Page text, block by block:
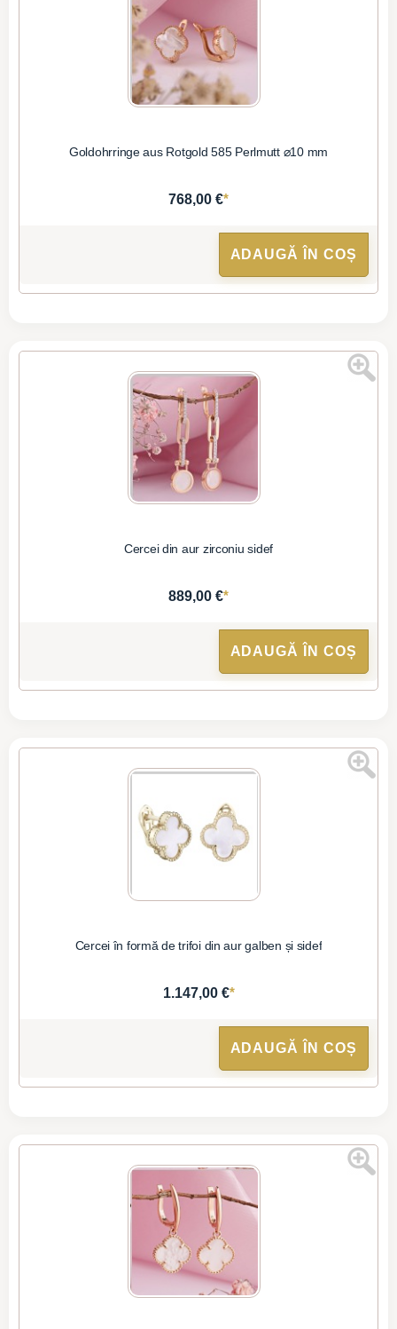
Goldohrringe aus Rotgold 585 Perlmutt ⌀10 mm
768,00 €*
ADAUGĂ ÎN COȘ
Cercei din aur zirconiu sidef
889,00 €*
ADAUGĂ ÎN COȘ
Cercei în formă de trifoi din aur galben și sidef
1.147,00 €*
ADAUGĂ ÎN COȘ